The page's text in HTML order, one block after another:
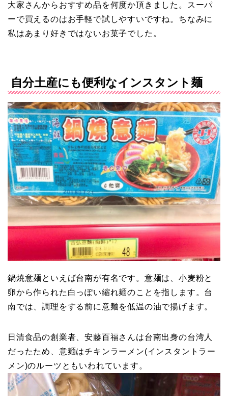
大家さんからおすすめ品を何度か頂きました。スーパ
ーで買えるのはお手軽で試しやすいですね。ちなみに
私はあまり好きではないお菓子でした。
自分土産にも便利なインスタント麺
鍋焼意麺といえば台南が有名です。意麺は、小麦粉と
卵から作られた白っぽい縮れ麺のことを指します。台
南では、調理をする前に意麺を低温の油で揚げます。
日清食品の創業者、安藤百福さんは台南出身の台湾人
だったため、意麺はチキンラーメン(インスタントラー
メン)のルーツともいわれています。